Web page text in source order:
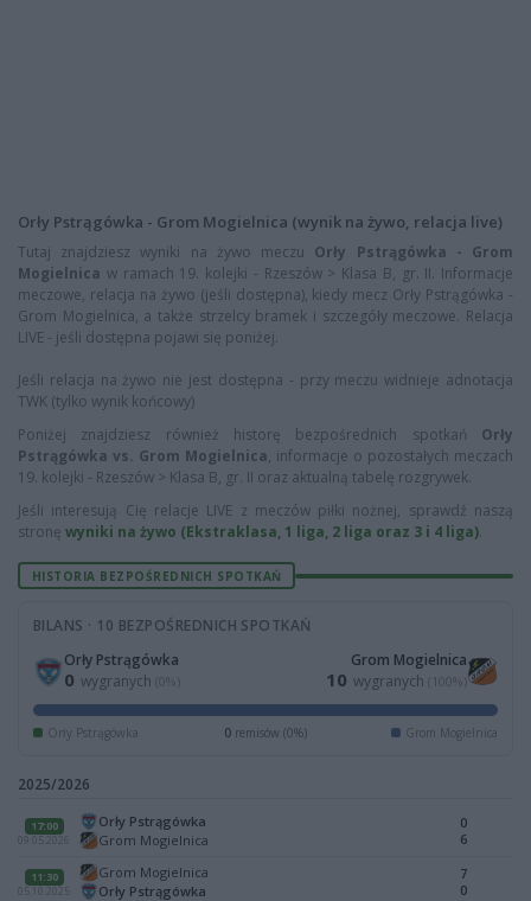
Orły Pstrągówka - Grom Mogielnica (wynik na żywo, relacja live)
Tutaj znajdziesz wyniki na żywo meczu Orły Pstrągówka - Grom
Mogielnica w ramach 19. kolejki - Rzeszów > Klasa B, gr. II. Informacje
meczowe, relacja na żywo (jeśli dostępna), kiedy mecz Orły Pstrągówka -
Grom Mogielnica, a także strzelcy bramek i szczegóły meczowe. Relacja
LIVE - jeśli dostępna pojawi się poniżej.
Jeśli relacja na żywo nie jest dostępna - przy meczu widnieje adnotacja
TWK (tylko wynik końcowy)
Poniżej znajdziesz również historę bezpośrednich spotkań Orły
Pstrągówka vs. Grom Mogielnica, informacje o pozostałych meczach
19. kolejki - Rzeszów > Klasa B, gr. II oraz aktualną tabelę rozgrywek.
Jeśli interesują Cię relacje LIVE z meczów piłki nożnej, sprawdź naszą
stronę wyniki na żywo (Ekstraklasa, 1 liga, 2 liga oraz 3 i 4 liga).
HISTORIA BEZPOŚREDNICH SPOTKAŃ
BILANS · 10 BEZPOŚREDNICH SPOTKAŃ
Orły Pstrągówka
0 wygranych (0%)
Grom Mogielnica
10 wygranych (100%)
Orły Pstrągówka 0remisów (0%) Grom Mogielnica
2025/2026
17:00
09.05.2026
Orły Pstrągówka
Grom Mogielnica
0
6
11:30
05.10.2025
Grom Mogielnica
Orły Pstrągówka
7
0